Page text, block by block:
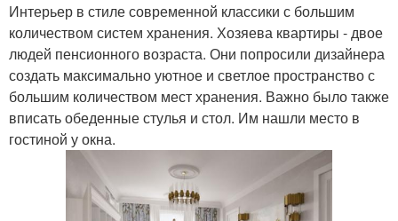
Интерьер в стиле современной классики с большим
количеством систем хранения. Хозяева квартиры - двое
людей пенсионного возраста. Они попросили дизайнера
создать максимально уютное и светлое пространство с
большим количеством мест хранения. Важно было также
вписать обеденные стулья и стол. Им нашли место в
гостиной у окна.